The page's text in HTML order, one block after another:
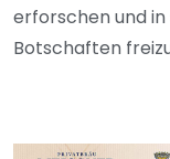
erforschen und
Botschaften